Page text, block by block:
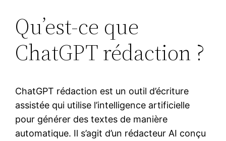
Qu’est-ce que
ChatGPT rédaction ?
ChatGPT rédaction est un outil d’écriture
assistée qui utilise l’intelligence artificielle
pour générer des textes de manière
automatique. Il s’agit d’un rédacteur AI conçu